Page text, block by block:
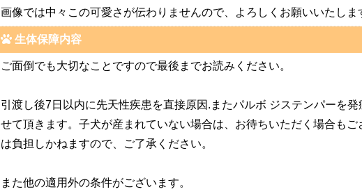
画像では中々この可愛さが伝わりませんので、よろしくお願いいたしま
生体保障内容
ご面倒でも大切なことですので最後までお読みください。
引渡し後7日以内に先天性疾患を直接原因.またパルボ ジステンパーを
せて頂きます。子犬が産まれていない場合は、お待ちいただく場合も
は負担しかねますので、ご了承ください。
また他の適用外の条件がございます。